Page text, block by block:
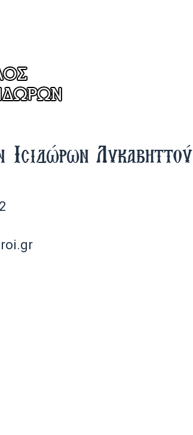
Ισιδώρων Λυκαβηττού